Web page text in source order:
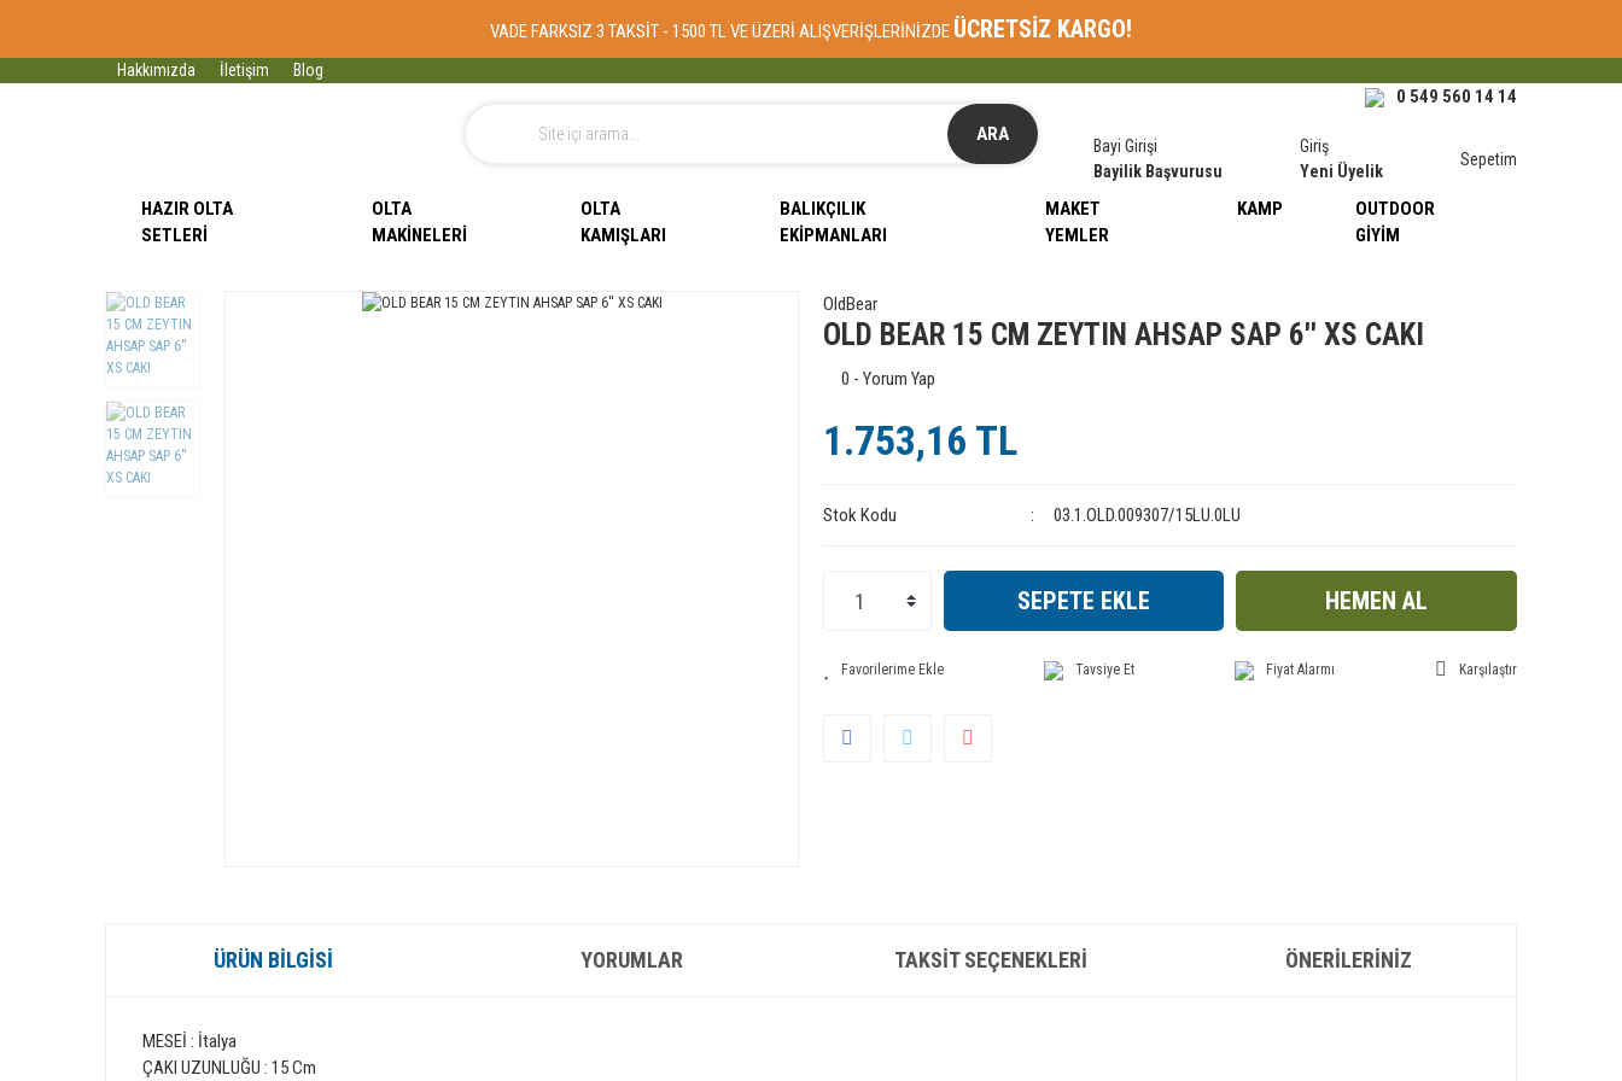
VADE FARKSIZ 3 TAKSİT - 1500 TL VE ÜZERİ ALIŞVERİŞLERİNİZDE ÜCRETSİZ KARGO!
Hakkımızda İletişim Blog
ARA
0 549 560 14 14
Bayi Girişi
Bayilik Başvurusu
Giriş
Yeni Üyelik
Sepetim
HAZIR OLTA
SETLERI
OLTA
MAKINELERI
OLTA
KAMIŞLARI
BALIKÇILIK
EKIPMANLARI
MAKET
YEMLER
KAMP
OUTDOOR
GIYIM
OldBear
OLD BEAR 15 CM ZEYTIN AHSAP SAP 6'' XS CAKI
0 - Yorum Yap
1.753,16 TL
Stok Kodu 03.1.OLD.009307/15LU.0LU
SEPETE EKLE HEMEN AL
Tavsiye Et Fiyat Alarmı Karşılaştır
ÜRÜN BILGISI YORUMLAR TAKSIT SEÇENEKLERI ÖNERILERINIZ
MESEİ : İtalya
ÇAKI UZUNLUĞU : 15 Cm